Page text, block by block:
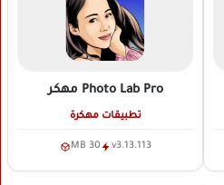
Photo Lab Pro مهكر
تطبيقات مهكرة
v3.13.113
30 MB